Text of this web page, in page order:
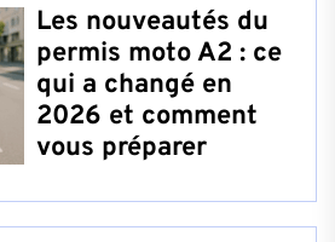
Les nouveautés du
permis moto A2 : ce
qui a changé en
2026 et comment
vous préparer